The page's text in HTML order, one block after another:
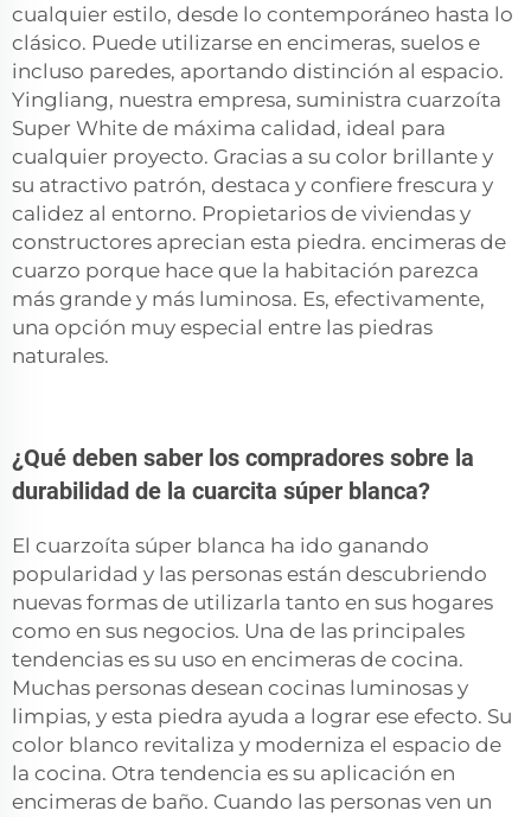
cualquier estilo, desde lo contemporáneo hasta lo
clásico. Puede utilizarse en encimeras, suelos e
incluso paredes, aportando distinción al espacio.
Yingliang, nuestra empresa, suministra cuarzoíta
Super White de máxima calidad, ideal para
cualquier proyecto. Gracias a su color brillante y
su atractivo patrón, destaca y confiere frescura y
calidez al entorno. Propietarios de viviendas y
constructores aprecian esta piedra. encimeras de
cuarzo porque hace que la habitación parezca
más grande y más luminosa. Es, efectivamente,
una opción muy especial entre las piedras
naturales.
¿Qué deben saber los compradores sobre la
durabilidad de la cuarcita súper blanca?
El cuarzoíta súper blanca ha ido ganando
popularidad y las personas están descubriendo
nuevas formas de utilizarla tanto en sus hogares
como en sus negocios. Una de las principales
tendencias es su uso en encimeras de cocina.
Muchas personas desean cocinas luminosas y
limpias, y esta piedra ayuda a lograr ese efecto. Su
color blanco revitaliza y moderniza el espacio de
la cocina. Otra tendencia es su aplicación en
encimeras de baño. Cuando las personas ven un